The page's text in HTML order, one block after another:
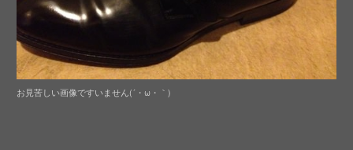
お見苦しい画像ですいません(´・ω・｀)